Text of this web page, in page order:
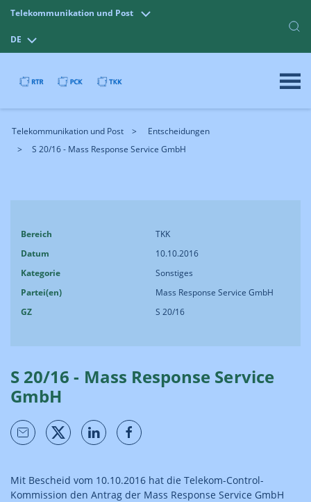
Telekommunikation und Post
DE
Telekommunikation und Post
Entscheidungen
S 20/16 - Mass Response Service GmbH
Bereich
TKK
Datum
10.10.2016
Kategorie
Sonstiges
Partei(en)
Mass Response Service GmbH
GZ
S 20/16
S 20/16 - Mass Response Service
GmbH
Mit Bescheid vom 10.10.2016 hat die Telekom-Control-
Kommission den Antrag der Mass Response Service GmbH